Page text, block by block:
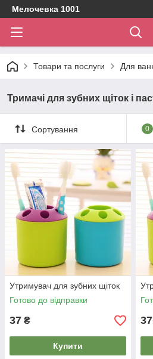
Мелочевка 1001
Товари та послуги Для
Тримачі для зубних щіток і
Сортування 0
Утримувач для зубних щіток
Готово до відправки
37 ₴
Купити
37